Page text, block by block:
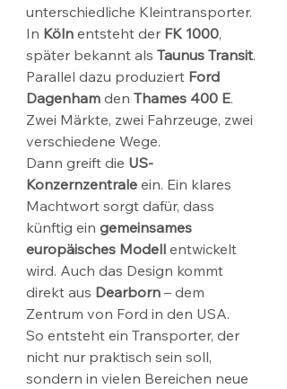
unterschiedliche Kleintransporter.
In Köln entsteht der FK 1000,
später bekannt als Taunus Transit.
Parallel dazu produziert Ford
Dagenham den Thames 400 E.
Zwei Märkte, zwei Fahrzeuge, zwei
verschiedene Wege.
Dann greift die US-
Konzernzentrale ein. Ein klares
Machtwort sorgt dafür, dass
künftig ein gemeinsames
europäisches Modell entwickelt
wird. Auch das Design kommt
direkt aus Dearborn – dem
Zentrum von Ford in den USA.
So entsteht ein Transporter, der
nicht nur praktisch sein soll,
sondern in vielen Bereichen neue